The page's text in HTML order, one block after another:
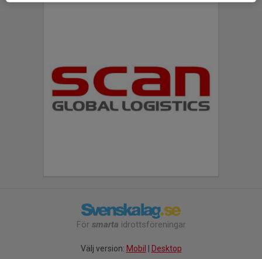
För smarta idrottsföreningar
Välj version: Mobil Desktop